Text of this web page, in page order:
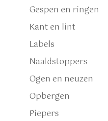
Gespen en ringen
Kant en lint
Labels
Naaldstoppers
Ogen en neuzen
Opbergen
Piepers